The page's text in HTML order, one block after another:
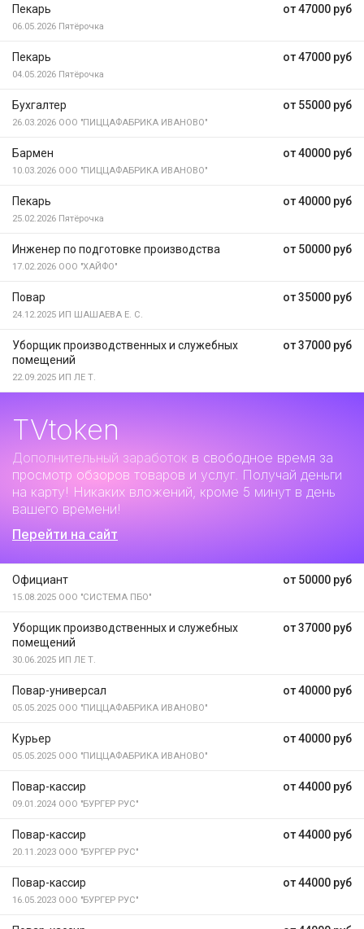
от 47000 руб
Пекарь
06.05.2026 Пятёрочка
от 47000 руб
Пекарь
04.05.2026 Пятёрочка
от 55000 руб
Бухгалтер
26.03.2026 ООО "ПИЦЦАФАБРИКА ИВАНОВО"
от 40000 руб
Бармен
10.03.2026 ООО "ПИЦЦАФАБРИКА ИВАНОВО"
от 40000 руб
Пекарь
25.02.2026 Пятёрочка
от 50000 руб
Инженер по подготовке производства
17.02.2026 ООО "ХАЙФО"
от 35000 руб
Повар
24.12.2025 ИП ШАШАЕВА Е. С.
от 37000 руб
Уборщик производственных и служебных
помещений
22.09.2025 ИП ЛЕ Т.
TVtoken
Дополнительный заработок в свободное время за
просмотр обзоров товаров и услуг. Получай деньги
на карту! Никаких вложений, кроме 5 минут в день
вашего времени!
Перейти на сайт
от 50000 руб
Официант
15.08.2025 ООО "СИСТЕМА ПБО"
от 37000 руб
Уборщик производственных и служебных
помещений
30.06.2025 ИП ЛЕ Т.
от 40000 руб
Повар-универсал
05.05.2025 ООО "ПИЦЦАФАБРИКА ИВАНОВО"
от 40000 руб
Курьер
05.05.2025 ООО "ПИЦЦАФАБРИКА ИВАНОВО"
от 44000 руб
Повар-кассир
09.01.2024 ООО "БУРГЕР РУС"
от 44000 руб
Повар-кассир
20.11.2023 ООО "БУРГЕР РУС"
от 44000 руб
Повар-кассир
16.05.2023 ООО "БУРГЕР РУС"